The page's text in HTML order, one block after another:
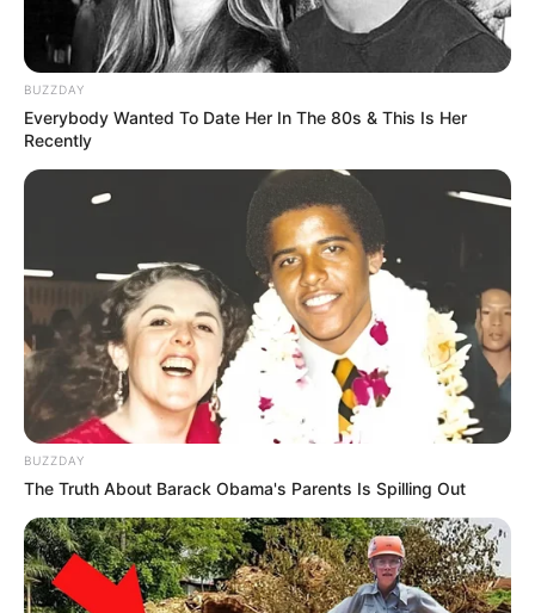
BUZZDAY
Everybody Wanted To Date Her In The 80s & This Is Her
Recently
BUZZDAY
The Truth About Barack Obama's Parents Is Spilling Out